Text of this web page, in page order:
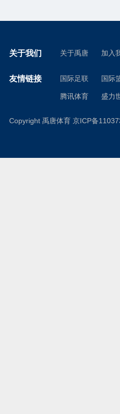
关于我们 关于禹唐 加入
友情链接 国际足联 国际
腾讯体育 盛力
Copyright 禹唐体育 京ICP备